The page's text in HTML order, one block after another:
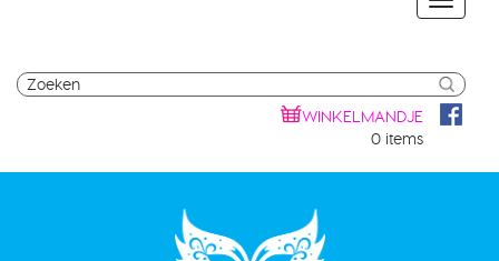
WINKELMANDJE
0 items